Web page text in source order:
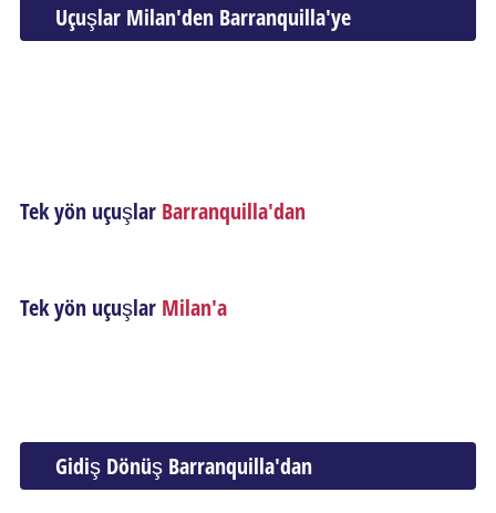
Uçuşlar Milan'den Barranquilla'ye
Tek yön uçuşlar Barranquilla'dan
Tek yön uçuşlar Milan'a
Gidiş Dönüş Barranquilla'dan